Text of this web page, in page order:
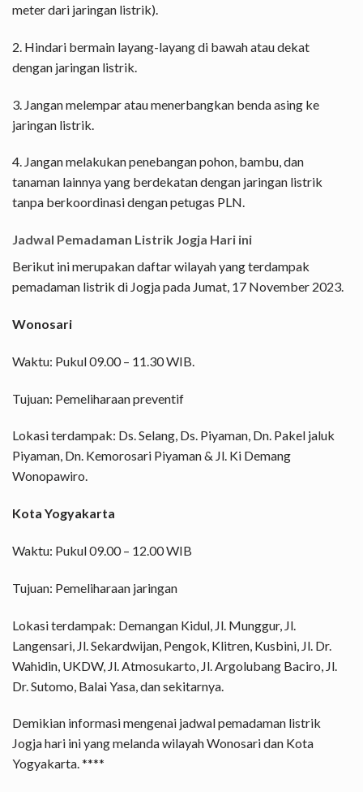
meter dari jaringan listrik).
2. Hindari bermain layang-layang di bawah atau dekat
dengan jaringan listrik.
3. Jangan melempar atau menerbangkan benda asing ke
jaringan listrik.
4. Jangan melakukan penebangan pohon, bambu, dan
tanaman lainnya yang berdekatan dengan jaringan listrik
tanpa berkoordinasi dengan petugas PLN.
Jadwal Pemadaman Listrik Jogja Hari ini
Berikut ini merupakan daftar wilayah yang terdampak
pemadaman listrik di Jogja pada Jumat, 17 November 2023.
Wonosari
Waktu: Pukul 09.00 – 11.30 WIB.
Tujuan: Pemeliharaan preventif
Lokasi terdampak: Ds. Selang, Ds. Piyaman, Dn. Pakel jaluk
Piyaman, Dn. Kemorosari Piyaman & Jl. Ki Demang
Wonopawiro.
Kota Yogyakarta
Waktu: Pukul 09.00 – 12.00 WIB
Tujuan: Pemeliharaan jaringan
Lokasi terdampak: Demangan Kidul, Jl. Munggur, Jl.
Langensari, Jl. Sekardwijan, Pengok, Klitren, Kusbini, Jl. Dr.
Wahidin, UKDW, Jl. Atmosukarto, Jl. Argolubang Baciro, Jl.
Dr. Sutomo, Balai Yasa, dan sekitarnya.
Demikian informasi mengenai jadwal pemadaman listrik
Jogja hari ini yang melanda wilayah Wonosari dan Kota
Yogyakarta. ****